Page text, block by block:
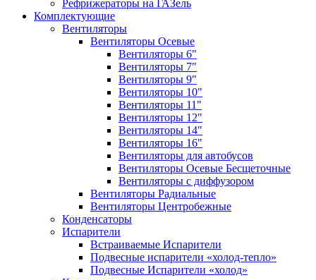
Рефрижераторы на ГАЗель
Комплектующие
Вентиляторы
Вентиляторы Осевые
Вентиляторы 6"
Вентиляторы 7"
Вентиляторы 9"
Вентиляторы 10"
Вентиляторы 11"
Вентиляторы 12"
Вентиляторы 14"
Вентиляторы 16"
Вентиляторы для автобусов
Вентиляторы Осевые Бесщеточные
Вентиляторы с диффузором
Вентиляторы Радиальные
Вентиляторы Центробежные
Конденсаторы
Испарители
Встраиваемые Испарители
Подвесные испарители «холод-тепло»
Подвесные Испарители «холод»